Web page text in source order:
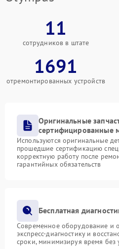
11
сотрудников в штате
1691
отремонтированных устройств
Оригинальные
сертифицированные
Используются оригинальные
прошедшие сертификацию
корректную работу после
гарантийных обязательств
Бесплатная
Современное оборудование и
экспресс-диагностику и
сроки, минимизируя время без